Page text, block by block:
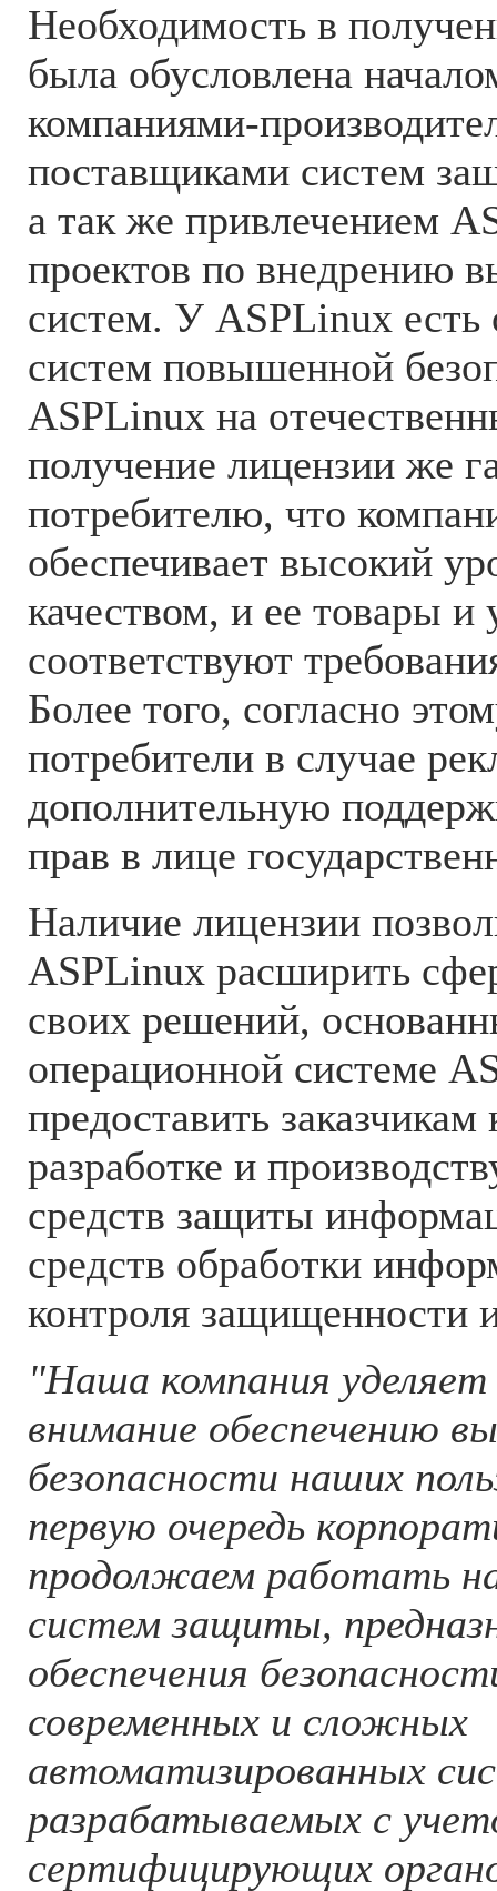
Необходимость в
была обусловлена
компаниями-
поставщиками систем
а так же привлечением
проектов по внедрению
систем. У ASPLinux есть
систем повышенной
ASPLinux на
получение лицензии же
потребителю, что
обеспечивает высокий
качеством, и ее товары и
соответствуют
Более того, согласно
потребители в случае
дополнительную
прав в лице
Наличие лицензии
ASPLinux расширить
своих решений,
операционной системе
предоставить
разработке и
средств защиты
средств обработки
контроля защищенности
"Наша компания уделяет
внимание обеспечению
безопасности наших
первую очередь
продолжаем работать
систем защиты,
обеспечения
современных и сложных
автоматизированных
разрабатываемых с
сертифицирующих